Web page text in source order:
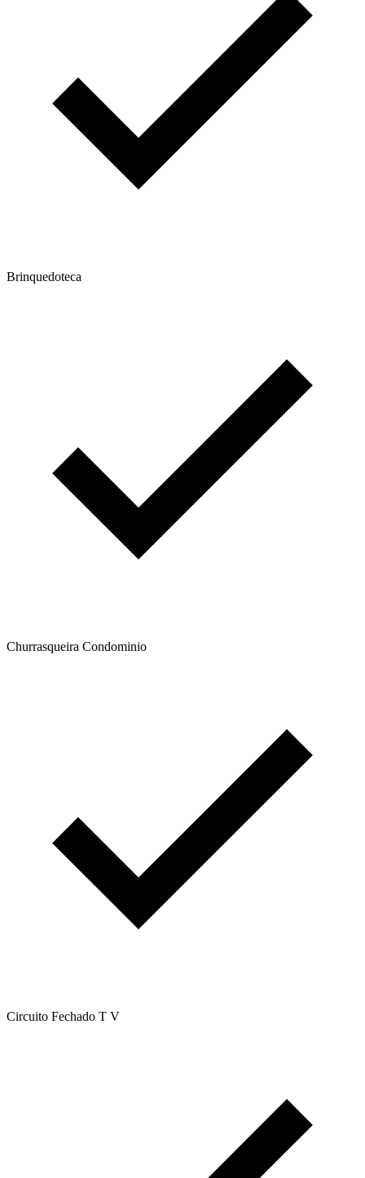
Brinquedoteca
Churrasqueira Condominio
Circuito Fechado T V